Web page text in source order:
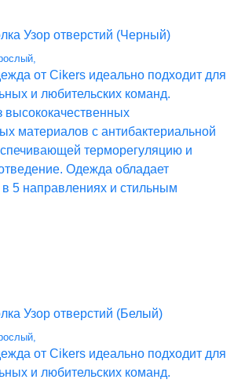
Узор отверстий (Черный)
от Cikers идеально подходит для
и любительских команд.
высококачественных
материалов с антибактериальной
терморегуляцию и
Одежда обладает
в 5 направлениях и стильным
Узор отверстий (Белый)
от Cikers идеально подходит для
и любительских команд.